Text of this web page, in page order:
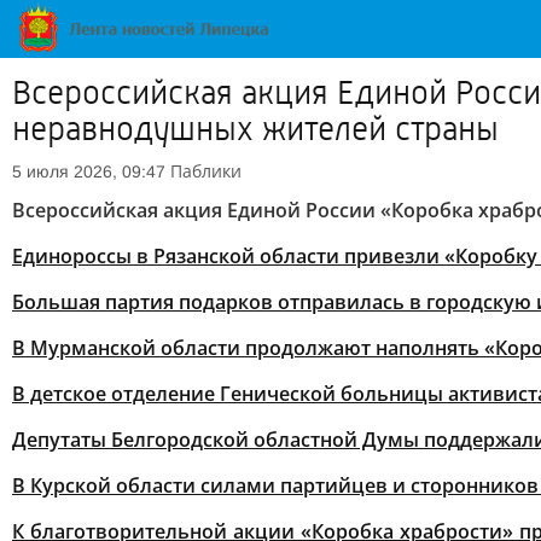
Всероссийская акция Единой
неравнодушных жителей страны
5 июля 2026, 09:47 Паблики
Всероссийская акция Единой России «Коробка
Единороссы в Рязанской области привезли
Большая партия подарков отправилась в
В Мурманской области продолжают наполнять
В детское отделение Генической больницы
Депутаты Белгородской областной Думы
В Курской области силами партийцев и
К благотворительной акции «Коробка храбрости»